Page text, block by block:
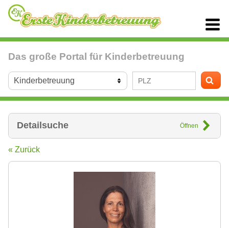
Das große Portal für Kinderbetreuung
Detailsuche Öffnen
« Zurück